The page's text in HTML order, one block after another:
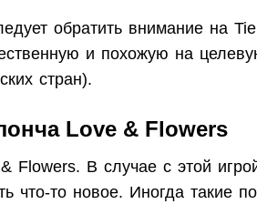
обратить внимание на
и похожую на
стран).
Love & Flowers
Flowers. В случае с этой
что-то новое. Иногда такие